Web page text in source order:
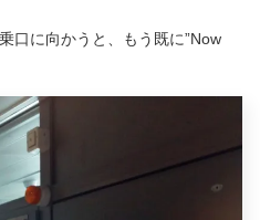
口に向かうと、もう既に”Now